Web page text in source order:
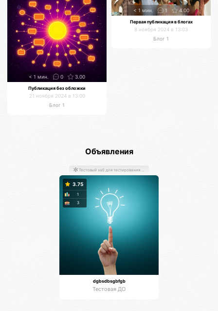
< 1 мин. 0 3.00
Публикация без обложки
21 ноября 2024 в 13:00
Блог 1
< 1 мин. 1 4.00
Первая публикация в блогах
8 ноября 2024 в 13:03
Блог 1
Объявления
Тестовый хаб для тестирования хабов
3.75
3
1
dgbsdbsgbfgb
Тестовая ДО